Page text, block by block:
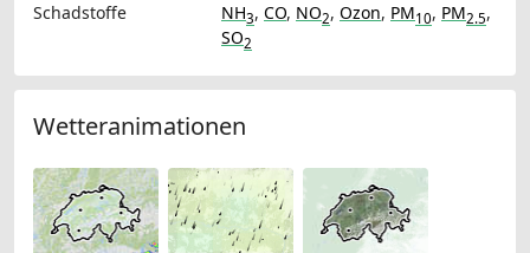
Schadstoffe
NH3, CO, NO2, Ozon, PM10, PM2.5,
SO2
Wetteranimationen